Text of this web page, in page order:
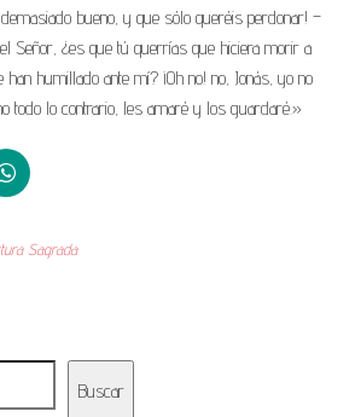
bueno, y que sólo queréis perdonar! –
Señor, ¿es que tú querrías que hiciera morir a
humillado ante mí? ¡Oh no! no, Jonás, yo no
todo lo contrario, les amaré y los guardaré.»
Sagrada
Buscar